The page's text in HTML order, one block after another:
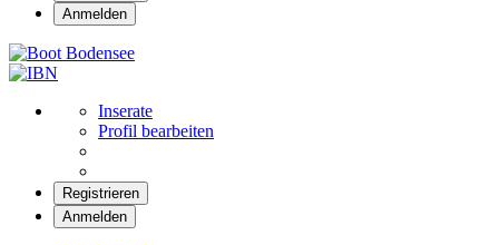
Anmelden
Inserate
Profil bearbeiten
Registrieren
Anmelden